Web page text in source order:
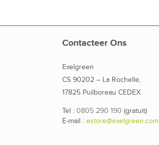
Contacteer Ons
Exelgreen
CS 90202 – La Rochelle,
17825 Puilboreau CEDEX
Tel : 0805 290 190 (gratuit)
E-mail : estore@exelgreen.com